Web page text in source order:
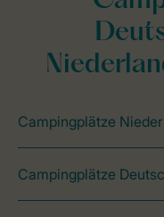
Campingplätze
Campingplätze